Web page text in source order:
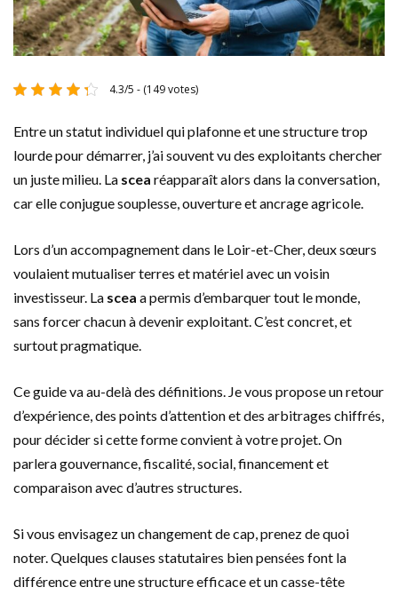
4.3/5 - (149 votes)
Entre un statut individuel qui plafonne et une structure trop
lourde pour démarrer, j’ai souvent vu des exploitants chercher
un juste milieu. La scea réapparaît alors dans la conversation,
car elle conjugue souplesse, ouverture et ancrage agricole.
Lors d’un accompagnement dans le Loir-et-Cher, deux sœurs
voulaient mutualiser terres et matériel avec un voisin
investisseur. La scea a permis d’embarquer tout le monde,
sans forcer chacun à devenir exploitant. C’est concret, et
surtout pragmatique.
Ce guide va au-delà des définitions. Je vous propose un retour
d’expérience, des points d’attention et des arbitrages chiffrés,
pour décider si cette forme convient à votre projet. On
parlera gouvernance, fiscalité, social, financement et
comparaison avec d’autres structures.
Si vous envisagez un changement de cap, prenez de quoi
noter. Quelques clauses statutaires bien pensées font la
différence entre une structure efficace et un casse-tête